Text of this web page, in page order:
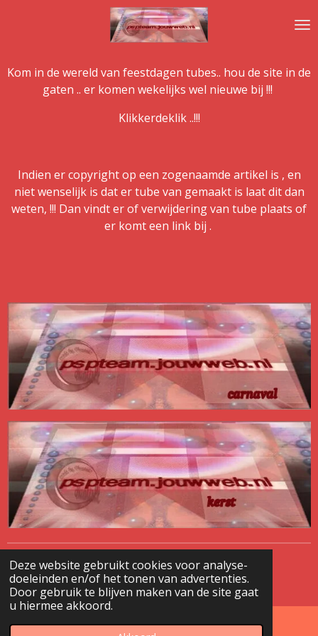
Deze website gebruikt cookies voor analyse-
doeleinden en/of het tonen van advertenties.
Door gebruik te blijven maken van de site gaat
u hiermee akkoord.
de
Kom in de wereld van feestdagen tubes.. hou de site in de
gaten .. er komen wekelijks wel nieuwe bij !!!
Klikkerdeklik ..!!!
Indien er copyright op een zogenaamde artikel is , en
niet wenselijk is dat er tube van gemaakt is laat dit dan
weten, !!! Dan vindt er of verwijdering van tube plaats of
er komt een link bij .
© 2020 - 2026 pspteam
Powered byJouwWeb